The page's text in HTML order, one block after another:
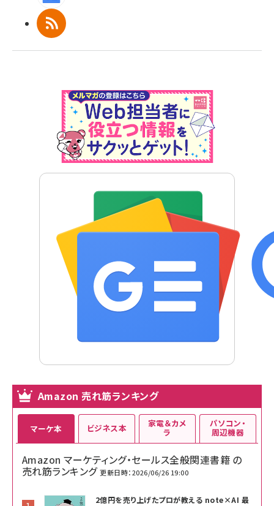
RSS
Amazon 売れ筋ランキング
マーケ本
Amazon マーケティング・セールス全般関連書籍 の
売れ筋ランキング 更新日時：2026/06/26 19:00
2億円を売り上げたプロが教える note×AI 最
ビジネス本 家電＆カメ
ラ
パソコン・
周辺機器